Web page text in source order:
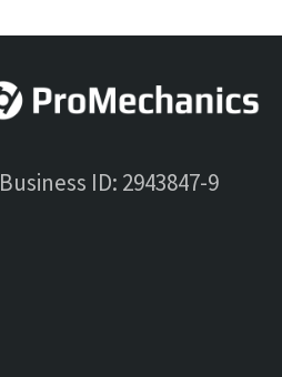
Business ID: 2943847-9